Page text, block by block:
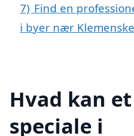
7) Find en
i byer nær
Hvad kan
speciale i